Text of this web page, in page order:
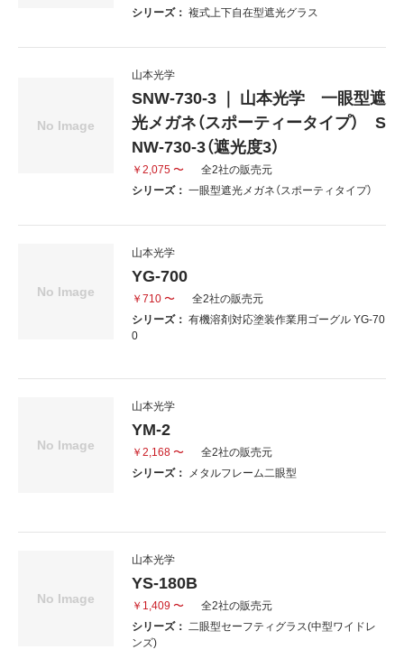
シリーズ： 複式上下自在型遮光グラス
山本光学
SNW-730-3 ｜ 山本光学 一眼型遮
光メガネ（スポーティータイプ） S
NW-730-3（遮光度3）
￥2,075 〜
全2社の販売元
シリーズ： 一眼型遮光メガネ（スポーティタイプ）
山本光学
YG-700
￥710 〜
全2社の販売元
シリーズ： 有機溶剤対応塗装作業用ゴーグル YG-70
0
山本光学
YM-2
￥2,168 〜
全2社の販売元
シリーズ： メタルフレーム二眼型
山本光学
YS-180B
￥1,409 〜
全2社の販売元
シリーズ： 二眼型セーフティグラス(中型ワイドレ
ンズ)